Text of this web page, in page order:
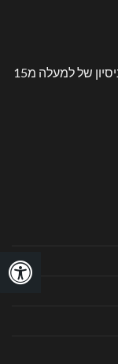
יבואנים של קופות וציוד משלים לעסקים, עם ניסיון של למעלה מ15